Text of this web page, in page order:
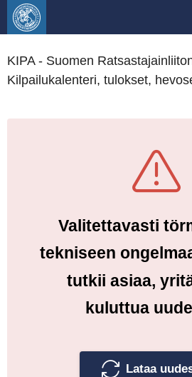
KIPA - Suomen
Kilpailukalenteri, tulokset,
Valitettavasti
tekniseen
tutkii asiaa,
kuluttua
Lataa